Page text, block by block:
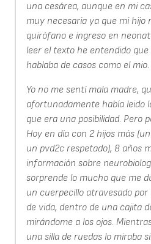
una cesárea, aunque en mi
muy necesaria ya que mi hijo
quirófano e ingreso en
leer el texto he entendido
hablaba de casos como el mio.
Yo no me sentí mala madre,
afortunadamente había leido
que era una posibilidad. Pero
Hoy en día con 2 hijos más
un pvd2c respetado), 8 años
información sobre
sorprende lo mucho que me
un cuerpecillo atravesado por
de vida, dentro de una cajita
mirándome a los ojos.
una silla de ruedas lo miraba